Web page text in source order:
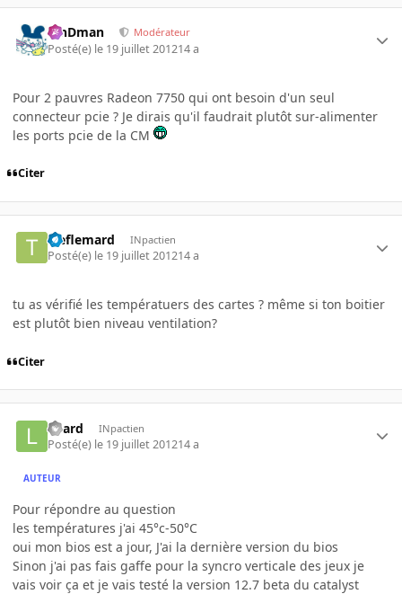
RinDman Modérateur
Posté(e) le 19 juillet 201214 a
Pour 2 pauvres Radeon 7750 qui ont besoin d'un seul
connecteur pcie ? Je dirais qu'il faudrait plutôt sur-alimenter
les ports pcie de la CM
Citer
treflemard INpactien
Posté(e) le 19 juillet 201214 a
tu as vérifié les températuers des cartes ? même si ton boitier
est plutôt bien niveau ventilation?
Citer
Loard INpactien
Posté(e) le 19 juillet 201214 a
AUTEUR
Pour répondre au question
les températures j'ai 45°c-50°C
oui mon bios est a jour, J'ai la dernière version du bios
Sinon j'ai pas fais gaffe pour la syncro verticale des jeux je
vais voir ça et je vais testé la version 12.7 beta du catalyst